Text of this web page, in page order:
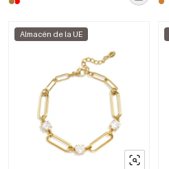
Almacén de la UE